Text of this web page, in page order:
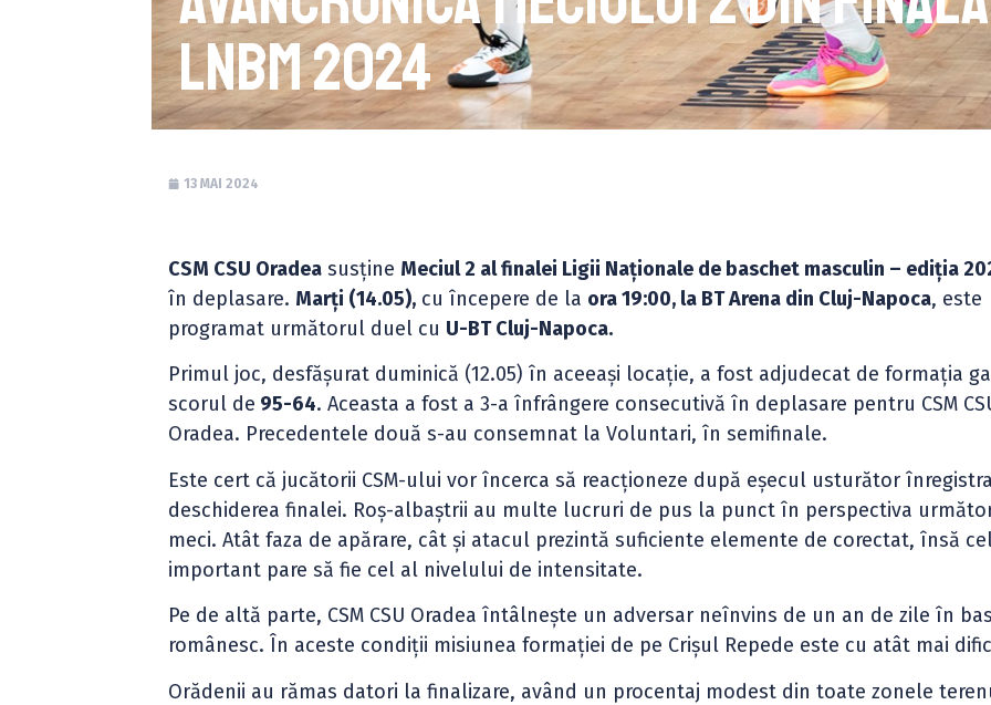
LNBM 2024
13 MAI 2024
CSM CSU Oradea susține Meciul 2 al finalei Ligii Naționale de baschet masculin – ediția
în deplasare. Marți (14.05), cu începere de la ora 19:00, la BT Arena din Cluj-Napoca, este
programat următorul duel cu U-BT Cluj-Napoca.
Primul joc, desfășurat duminică (12.05) în aceeași locație, a fost adjudecat de formația
scorul de 95-64. Aceasta a fost a 3-a înfrângere consecutivă în deplasare pentru CSM
Oradea. Precedentele două s-au consemnat la Voluntari, în semifinale.
Este cert că jucătorii CSM-ului vor încerca să reacționeze după eșecul usturător
deschiderea finalei. Roș-albaștrii au multe lucruri de pus la punct în perspectiva
meci. Atât faza de apărare, cât și atacul prezintă suficiente elemente de corectat, însă
important pare să fie cel al nivelului de intensitate.
Pe de altă parte, CSM CSU Oradea întâlnește un adversar neînvins de un an de zile în
românesc. În aceste condiții misiunea formației de pe Crișul Repede este cu atât mai
Orădenii au rămas datori la finalizare, având un procentaj modest din toate zonele